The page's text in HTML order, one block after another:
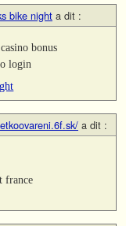
bike night a dit :
bonus
login
a dit :
france